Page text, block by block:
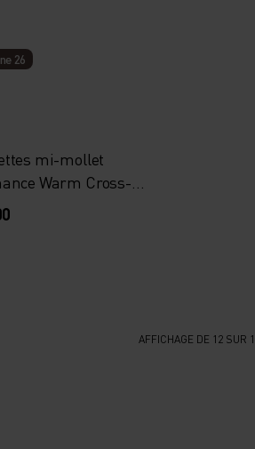
26
mi-mollet
Warm Cross-
AFFICHAGE DE 12 SUR